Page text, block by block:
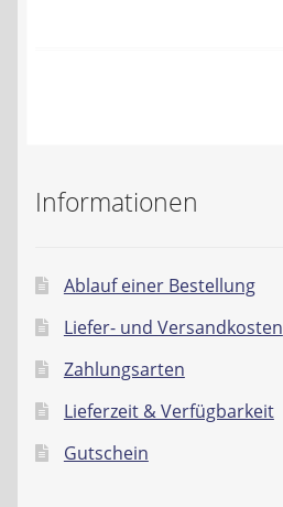
Datenschutzerklärung
Informationen
Ablauf einer Bestellung
Liefer- und Versandkosten
Zahlungsarten
Lieferzeit & Verfügbarkeit
Gutschein